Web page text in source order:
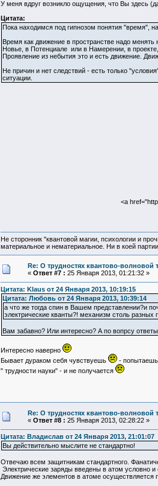
У меня вдруг возникло ощущения, что Вы здесь
Цитата:
Пока находимся под гипнозом понятия "время",
Время как движение в пространстве надо
Новье, в Потенциале или в Намерении, в
Проявление из небытия это и есть движение.
Не причин и нет следствий - есть только
ситуации.
<a
Не сторонник "квантовой магии, психологии и
материальное и нематериальное. Ни в коей
Re: О трудностях квантово-волновой
« Ответ #7 : 25 Января 2013, 01:21:32 »
Цитата: Klaus от 24 Января 2013, 10:19:15
Цитата: Любовь от 24 Января 2013, 10:39:14
а что же тогда спин в Вашем представлении?и
электрические кванты?! механизм столь разных
Вам забавно? Или интересно? А по вопрсу
Интересно наверно
Бывает дураком себя чувствуешь
-
" трудности науки" - и не получается
Re: О трудностях квантово-волновой
« Ответ #8 : 25 Января 2013, 02:28:22 »
Цитата: Владислав от 24 Января 2013, 21:01:07
Вы действительно мыслите не стандартно!
Отвечаю всем защитникам стандартного.
Электрические заряды введены в атом условно и
Движение же элементов в атоме осуществляется